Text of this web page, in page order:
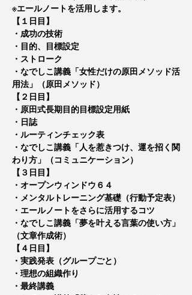
※エールノートを活用します。
【１日目】
・成功の技術
・目的、目標設定
・ストローク
・なでしこ講義「女性だけの原田メソッド活
用法」（原田メソッド）
【２日目】
・原田式長期目的目標設定用紙
・日誌
・ルーティンチェック表
・なでしこ講義「人を惹きつけ、運を招く関
わり方」（コミュニケーション）
【３日目】
・オープンウィンドウ６４
・メンタルトレーニング基礎（行動予定表）
・エールノートをさらに活用するコツ
・なでしこ講義「夢を叶える言葉の使い方」
（文章作成術）
【４日目】
・実践発表（グループごと）
・理想の組織作り
・最終講義